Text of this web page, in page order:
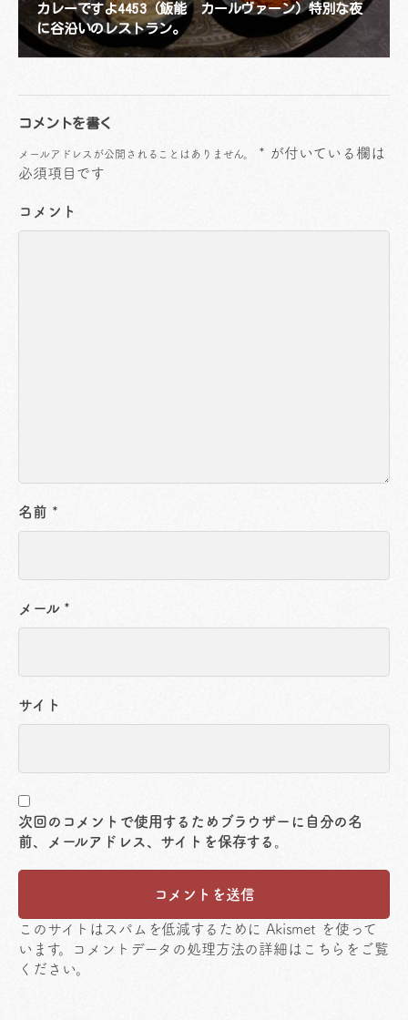
カレーですよ4453（飯能 カールヴァーン）特別な夜
に谷沿いのレストラン。
コメントを書く
メールアドレスが公開されることはありません。 * が付いている欄は
必須項目です
コメント
名前 *
メール *
サイト
次回のコメントで使用するためブラウザーに自分の名
前、メールアドレス、サイトを保存する。
このサイトはスパムを低減するために Akismet を使って
います。
コメントデータの処理方法の詳細はこちらをご覧
ください。